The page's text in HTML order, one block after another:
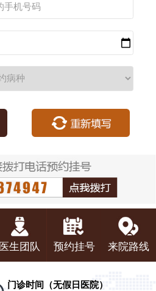
医生团队 预约挂号 来院路线
门诊时间（无假日医院）